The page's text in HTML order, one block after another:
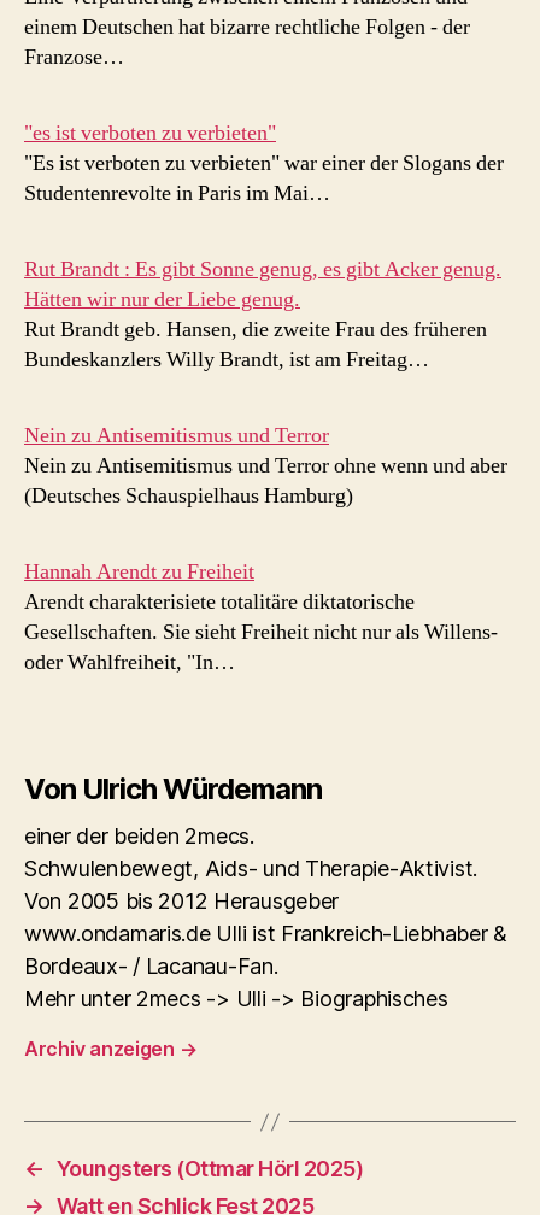
einem Deutschen hat bizarre rechtliche Folgen - der
Franzose…
"es ist verboten zu verbieten"
"Es ist verboten zu verbieten" war einer der Slogans der
Studentenrevolte in Paris im Mai…
Rut Brandt : Es gibt Sonne genug, es gibt Acker genug.
Hätten wir nur der Liebe genug.
Rut Brandt geb. Hansen, die zweite Frau des früheren
Bundeskanzlers Willy Brandt, ist am Freitag…
Nein zu Antisemitismus und Terror
Nein zu Antisemitismus und Terror ohne wenn und aber
(Deutsches Schauspielhaus Hamburg)
Hannah Arendt zu Freiheit
Arendt charakterisiete totalitäre diktatorische
Gesellschaften. Sie sieht Freiheit nicht nur als Willens-
oder Wahlfreiheit, "In…
Von Ulrich Würdemann
einer der beiden 2mecs.
Schwulenbewegt, Aids- und Therapie-Aktivist.
Von 2005 bis 2012 Herausgeber
www.ondamaris.de Ulli ist Frankreich-Liebhaber &
Bordeaux- / Lacanau-Fan.
Mehr unter 2mecs -> Ulli -> Biographisches
Archiv anzeigen →
← Youngsters (Ottmar Hörl 2025)
→ Watt en Schlick Fest 2025